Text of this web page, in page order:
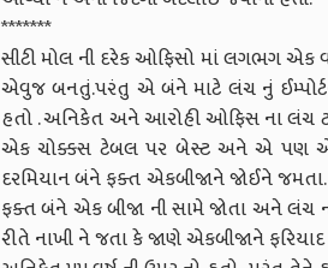
*******
સીટી મોલ ની દરેક ઓફિસો માં લગભગ
એવુજ બનતું.પરંતુ એ બંને માટે લંચ નું
હતો . અનિકેત અને આરોહી ઓફિસ ના લંચ
એક ચોક્કસ ટેબલ પર બેસ્ટ અને એ પણ
દરમિયાન બંને ફક્ત એકબીજાને જોઈને જમતા.
ફક્ત બંને એક બીજા ની સામે જોતા અને લંચ
રીતે નાખી ને જતા કે જાણે એકબીજાને